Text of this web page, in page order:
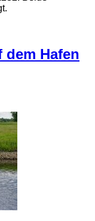
dem Hafen